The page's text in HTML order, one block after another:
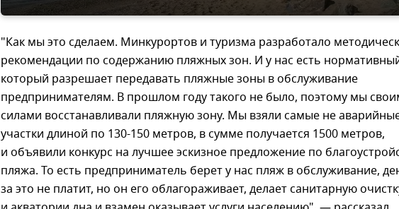
"Как мы это сделаем. Минкурортов и туризма разработало
рекомендации по содержанию пляжных зон. И у нас есть
который разрешает передавать пляжные зоны в обслуживание
предпринимателям. В прошлом году такого не было, поэтому мы
силами восстанавливали пляжную зону. Мы взяли самые не
участки длиной по 130-150 метров, в сумме получается 1500 метров,
и объявили конкурс на лучшее эскизное предложение по
пляжа. То есть предприниматель берет у нас пляж в обслуживание,
за это не платит, но он его облагораживает, делает санитарную